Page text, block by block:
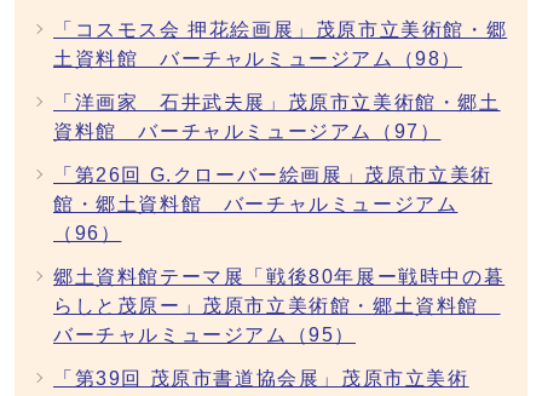
「コスモス会 押花絵画展」茂原市立美術館・郷
土資料館 バーチャルミュージアム（98）
「洋画家 石井武夫展」茂原市立美術館・郷土
資料館 バーチャルミュージアム（97）
「第26回 G.クローバー絵画展」茂原市立美術
館・郷土資料館 バーチャルミュージアム
（96）
郷土資料館テーマ展「戦後80年展ー戦時中の暮
らしと茂原ー」茂原市立美術館・郷土資料館
バーチャルミュージアム（95）
「第39回 茂原市書道協会展」茂原市立美術